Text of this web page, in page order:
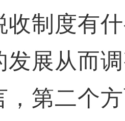
收制度有
发展从而
，第二个